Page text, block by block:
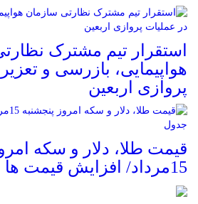
استقرار تیم مشترک
هواپیمایی، بازرسی و
پروازی اربعین
قیمت طلا، دلار و سکه
15مرداد/ افزایش قیمت ها + جدول